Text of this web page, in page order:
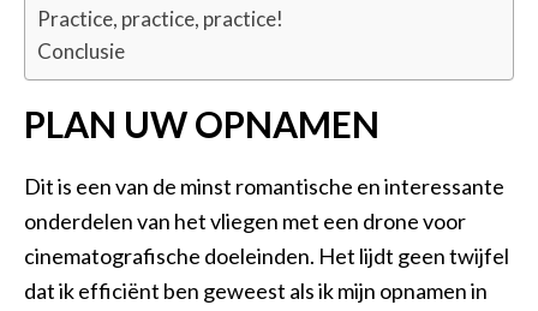
Practice, practice, practice!
Conclusie
PLAN UW OPNAMEN
Dit is een van de minst romantische en interessante
onderdelen van het vliegen met een drone voor
cinematografische doeleinden. Het lijdt geen twijfel
dat ik efficiënt ben geweest als ik mijn opnamen in